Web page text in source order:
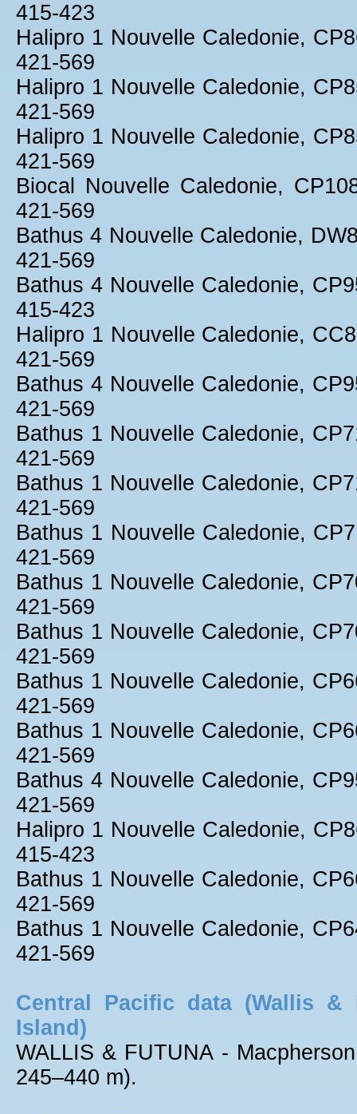
415-423
Halipro 1 Nouvelle Caledonie,
421-569
Halipro 1 Nouvelle Caledonie,
421-569
Halipro 1 Nouvelle Caledonie,
421-569
Biocal Nouvelle Caledonie,
421-569
Bathus 4 Nouvelle Caledonie,
421-569
Bathus 4 Nouvelle Caledonie,
415-423
Halipro 1 Nouvelle Caledonie,
421-569
Bathus 4 Nouvelle Caledonie,
421-569
Bathus 1 Nouvelle Caledonie,
421-569
Bathus 1 Nouvelle Caledonie,
421-569
Bathus 1 Nouvelle Caledonie,
421-569
Bathus 1 Nouvelle Caledonie,
421-569
Bathus 1 Nouvelle Caledonie,
421-569
Bathus 1 Nouvelle Caledonie,
421-569
Bathus 1 Nouvelle Caledonie,
421-569
Bathus 4 Nouvelle Caledonie,
421-569
Halipro 1 Nouvelle Caledonie,
415-423
Bathus 1 Nouvelle Caledonie,
421-569
Bathus 1 Nouvelle Caledonie,
421-569
Central Pacific data (Wallis &
Island)
WALLIS & FUTUNA -
245–440 m).